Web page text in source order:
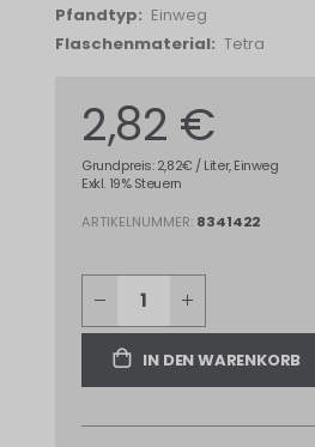
Einweg
Tetra
2,82 €
Grundpreis: 2,82€ / Liter, Einweg
Exkl. 19% Steuern
ARTIKELNUMMER 8341422
IN DEN WARENKORB